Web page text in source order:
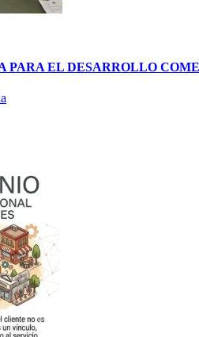
PARA EL DESARROLLO